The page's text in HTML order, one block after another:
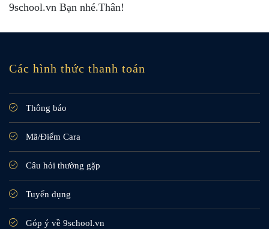
9school.vn Bạn nhé.Thân!
Các hình thức thanh toán
Thông báo
Mã/Điểm Cara
Câu hỏi thường gặp
Tuyển dụng
Góp ý về 9school.vn